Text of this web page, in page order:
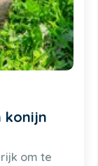
konijn
om te